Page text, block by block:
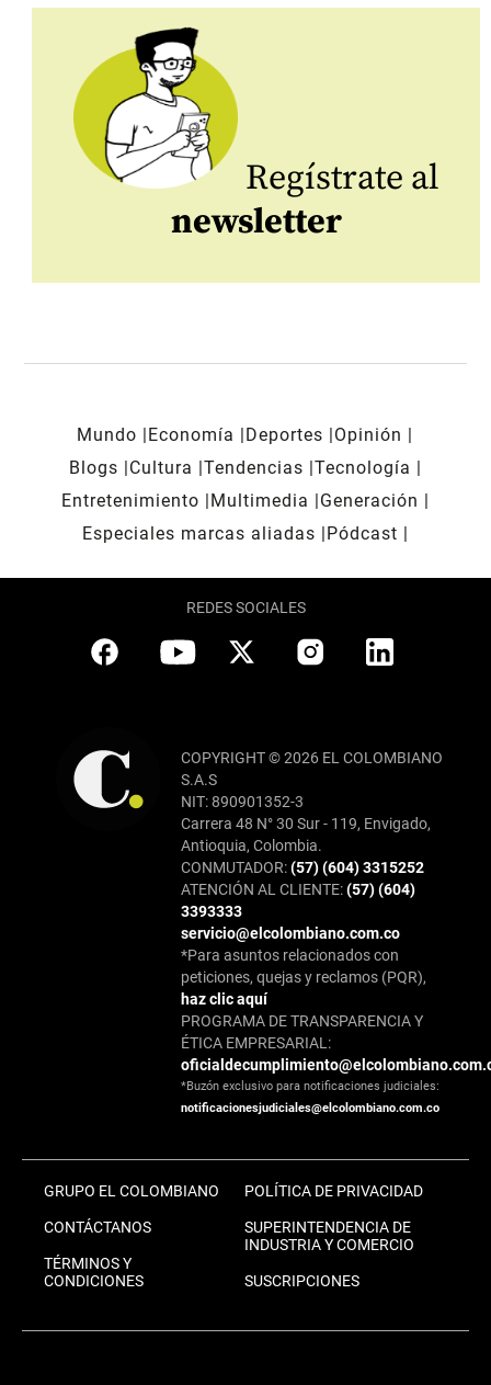
Regístrate al
newsletter
Mundo Economía Deportes
Opinión
Blogs
Cultura Tendencias Tecnología
Entretenimiento
Multimedia
Generación
Especiales marcas aliadas
Pódcast
REDES SOCIALES
COPYRIGHT © 2026 EL COLOMBIANO
S.A.S
NIT: 890901352-3
Carrera 48 N° 30 Sur - 119, Envigado,
Antioquia, Colombia.
CONMUTADOR:(57) (604) 3315252
ATENCIÓN AL CLIENTE:(57) (604)
3393333
servicio@elcolombiano.com.co
*Para asuntos relacionados con
peticiones, quejas y reclamos (PQR),
haz clic aquí
PROGRAMA DE TRANSPARENCIA Y
ÉTICA EMPRESARIAL:
*Buzón exclusivo para notificaciones judiciales:
notificacionesjudiciales@elcolombiano.com.co
GRUPO EL COLOMBIANO
CONTÁCTANOS
TÉRMINOS Y
CONDICIONES
POLÍTICA DE PRIVACIDAD
SUPERINTENDENCIA DE
INDUSTRIA Y COMERCIO
SUSCRIPCIONES